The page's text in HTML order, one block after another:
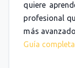
quiere
profesional
más
Guía completa